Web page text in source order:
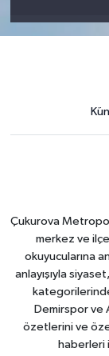
Çukurova
merkez ve
okuyucularına
anlayışıyla
Demirspor ve
özetlerini ve
haberleri